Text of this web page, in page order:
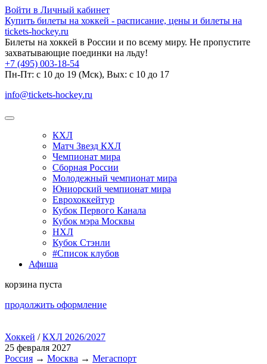
Войти в Личный кабинет
Купить билеты на хоккей - расписание, цены и билеты на
tickets-hockey.ru
Билеты на хоккей в России и по всему миру. Не пропустите
захватывающие поединки на льду!
+7 (495) 003-18-54
Пн-Пт: c 10 до 19 (Мск), Вых: с 10 до 17
info@tickets-hockey.ru
КХЛ
Матч Звезд КХЛ
Чемпионат мира
Сборная России
Молодежный чемпионат мира
Юниорский чемпионат мира
Еврохоккейтур
Кубок Первого Канала
Кубок мэра Москвы
НХЛ
Кубок Стэнли
#Список клубов
Афиша
корзина пуста
продолжить оформление
Хоккей /КХЛ 2026/2027
25 февраля 2027
Россия → Москва → Мегаспорт